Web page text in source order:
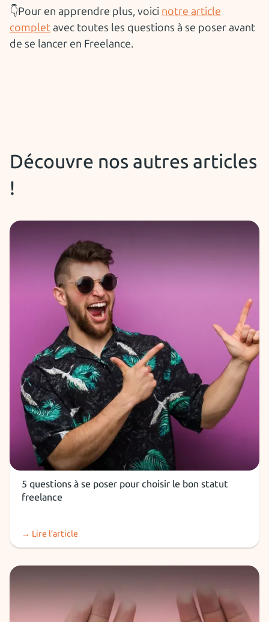
👇Pour en apprendre plus, voici notre article
completavec toutes les questions à se poser avant
de se lancer en Freelance.
Découvre nos autres articles
!
Installation freelance
5 questions à se poser pour choisir le bon statut
freelance
→ Lire l’article